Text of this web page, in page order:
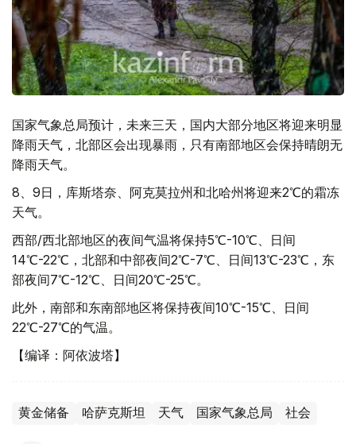
国家气象总局预计，未来三天，国内大部分地区将迎来明显
降雨天气，北部区会出现暴雨，只有南部地区会保持晴朗无
降雨天气。
8、9日，库斯塔奈、阿克莫拉州和北哈州将迎来2℃的霜冻
天气。
西部/西北部地区的夜间气温将保持5℃-10℃、日间
14℃-22℃，北部和中部夜间2℃-7℃、日间13℃-23℃，东
部夜间7℃-12℃、日间20℃-25℃。
此外，南部和东南部地区将保持夜间10℃-15℃、日间
22℃-27℃的气温。
【编译：阿依波塔】
黄金储备 哈萨克斯坦 天气 国家气象总局 社会